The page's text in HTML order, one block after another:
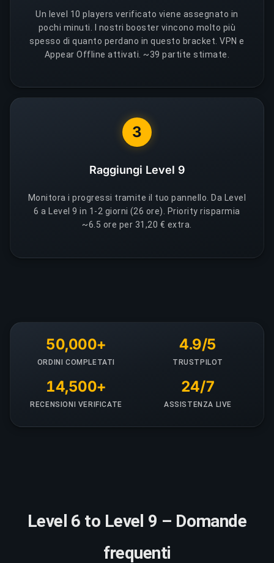
Un level 10 players verificato viene assegnato in
pochi minuti. I nostri booster vincono molto più
spesso di quanto perdano in questo bracket. VPN e
Appear Offline attivati. ~39 partite stimate.
3
Raggiungi Level 9
Monitora i progressi tramite il tuo pannello. Da Level
6 a Level 9 in 1-2 giorni (26 ore). Priority risparmia
~6.5 ore per 31,20 € extra.
50,000+
ORDINI COMPLETATI
4.9/5
TRUSTPILOT
14,500+
RECENSIONI VERIFICATE
24/7
ASSISTENZA LIVE
Level 6 to Level 9 – Domande
frequenti